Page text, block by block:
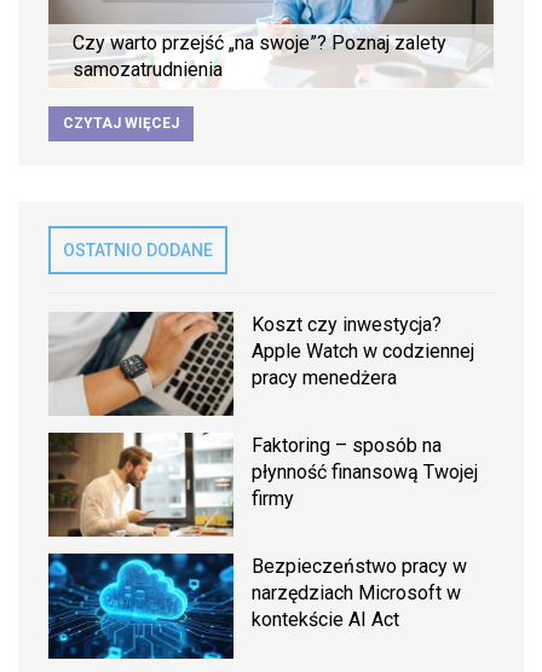
Czy warto przejść „na swoje”? Poznaj zalety
samozatrudnienia
CZYTAJ WIĘCEJ
OSTATNIO DODANE
Koszt czy inwestycja?
Apple Watch w codziennej
pracy menedżera
Faktoring – sposób na
płynność finansową Twojej
firmy
Bezpieczeństwo pracy w
narzędziach Microsoft w
kontekście AI Act